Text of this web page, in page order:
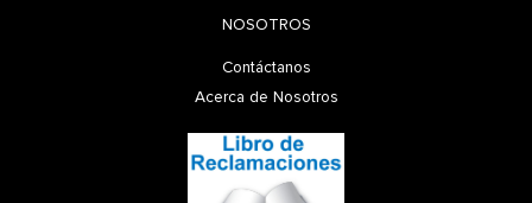
NOSOTROS
Contáctanos
Acerca de Nosotros